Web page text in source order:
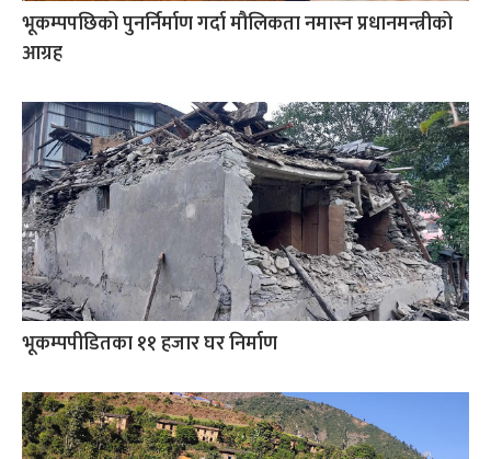
भूकम्पपछिको पुनर्निर्माण गर्दा मौलिकता नमास्न प्रधानमन्त्रीको
आग्रह
भूकम्पपीडितका ११ हजार घर निर्माण